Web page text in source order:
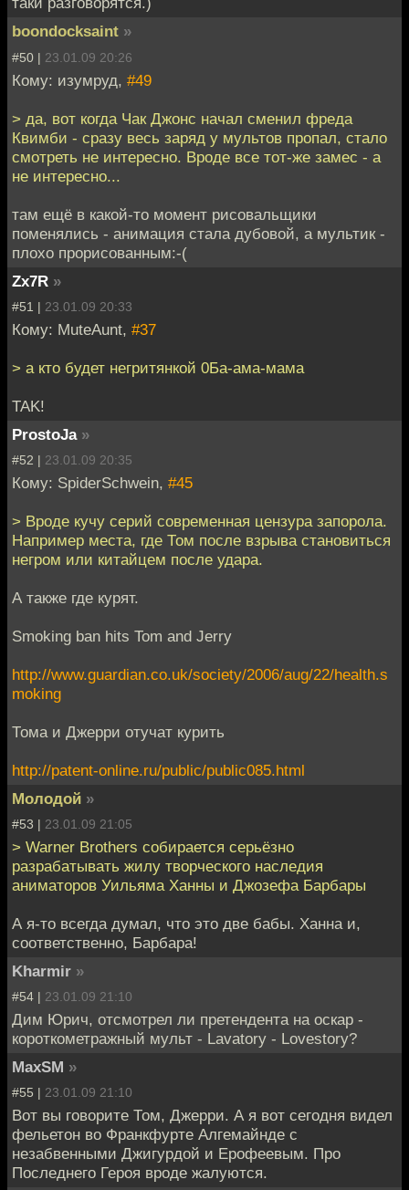
boondocksaint »
#50 | 23.01.09 20:26
Кому: изумруд, #49
> да, вот когда Чак Джонс начал сменил фреда
Квимби - сразу весь заряд у мультов пропал, стало
смотреть не интересно. Вроде все тот-же замес - а
не интересно...
там ещё в какой-то момент рисовальщики
поменялись - анимация стала дубовой, а мультик -
плохо прорисованным:-(
Zx7R »
#51 | 23.01.09 20:33
Кому: MuteAunt, #37
> а кто будет негритянкой 0Ба-ама-мама
TAK!
ProstoJa »
#52 | 23.01.09 20:35
Кому: SpiderSchwein, #45
> Вроде кучу серий современная цензура запорола.
Например места, где Том после взрыва становиться
негром или китайцем после удара.
А также где курят.
Smoking ban hits Tom and Jerry
http://www.guardian.co.uk/society/2006/aug/22/health.s
moking
Тома и Джерри отучат курить
http://patent-online.ru/public/public085.html
Молодой »
#53 | 23.01.09 21:05
> Warner Brothers собирается серьёзно
разрабатывать жилу творческого наследия
аниматоров Уильяма Ханны и Джозефа Барбары
А я-то всегда думал, что это две бабы. Ханна и,
соответственно, Барбара!
Kharmir »
#54 | 23.01.09 21:10
Дим Юрич, отсмотрел ли претендента на оскар -
короткометражный мульт - Lavatory - Lovestory?
MaxSM »
#55 | 23.01.09 21:10
Вот вы говорите Том, Джерри. А я вот сегодня видел
фельетон во Франкфурте Алгемайнде с
незабвенными Джигурдой и Ерофеевым. Про
Последнего Героя вроде жалуются.